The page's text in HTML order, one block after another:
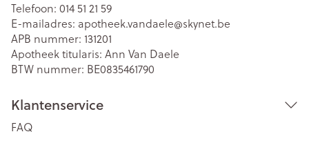
Telefoon: 014 51 21 59
E-mailadres: apotheek.vandaele@skynet.be
APB nummer: 131201
Apotheek titularis: Ann Van Daele
BTW nummer: BE0835461790
Klantenservice
FAQ